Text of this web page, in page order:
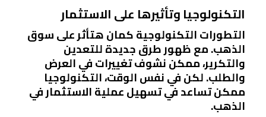
التكنولوجيا وتأثيرها على الاستثمار
التطورات التكنولوجية كمان هتأثر على سوق
الذهب. مع ظهور طرق جديدة للتعدين
والتكرير، ممكن نشوف تغييرات في العرض
والطلب. لكن في نفس الوقت، التكنولوجيا
ممكن تساعد في تسهيل عملية الاستثمار في
الذهب.